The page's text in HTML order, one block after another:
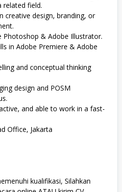
related field.
creative design, branding, or
Photoshop & Adobe Illustrator.
in Adobe Premiere & Adobe
and conceptual thinking
design and POSM
and able to work in a fast-
Office, Jakarta
kualifikasi, Silahkan